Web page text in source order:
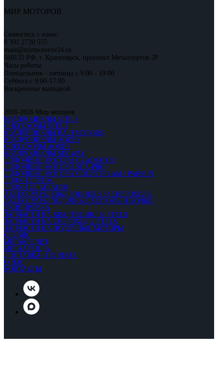
МИР МОТОРОВ
Свяжитесь с нами:
8 391 2720 555
main@mirmotorov24.ru
660135 РФ, г. Красноярск, проспект Металлургов 2Р
Часы работы:
Понедельник - пятница с 9:00 - 19:00
Суббота с 9:00-17:00
Воскресенье выходной
2016-2026 Мир моторов
КВАДРОЦИКЛЫ STELS
СНЕГОХОДЫ STELS
КВАДРИЦИКЛЫ BALTMOTORS
КВАДРОЦИКЛЫ AODES
СНЕГОХОДЫ AODES
КВАДРОЦИКЛЫ SEGWAY
ЛОДОЧНЫЕ МОТОРЫ GLADIATOR
ЛОДОЧНЫЕ МОТОРЫ SEA-PRO
ЛОДОЧНЫЕ МОТОРЫ GOLFSTREAM / PARSUN
ЛОДКИ СТРИЖ
ЛОДКИ GLADIATOR
АКСЕССУАРЫ КВАДРОЦИКЛЫ И СНЕГОХОДЫ
АКСЕССУАРЫ ЛОДОЧНЫЕ МОТОРЫ И ЛОДКИ
ЭКИПИРОВКА
ЗАПЧАСТИ НА КВАДРОЦИКЛЫ STELS
ЗАПЧАСТИ НА СНЕГОХОДЫ STELS
ЗАПЧАСТИ НА ЛОДОЧНЫЕ МОТОРЫ
СЕРВИС
МЕГАКРЕДИТ
МЕГААРЕНДА
ДОСТАВКА И ОПЛАТА
О НАС
КОНТАКТЫ